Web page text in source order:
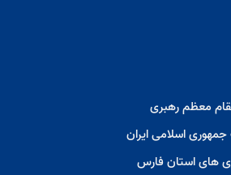
معظم رهبری
جمهوری اسلامی ایران
های استان فارس